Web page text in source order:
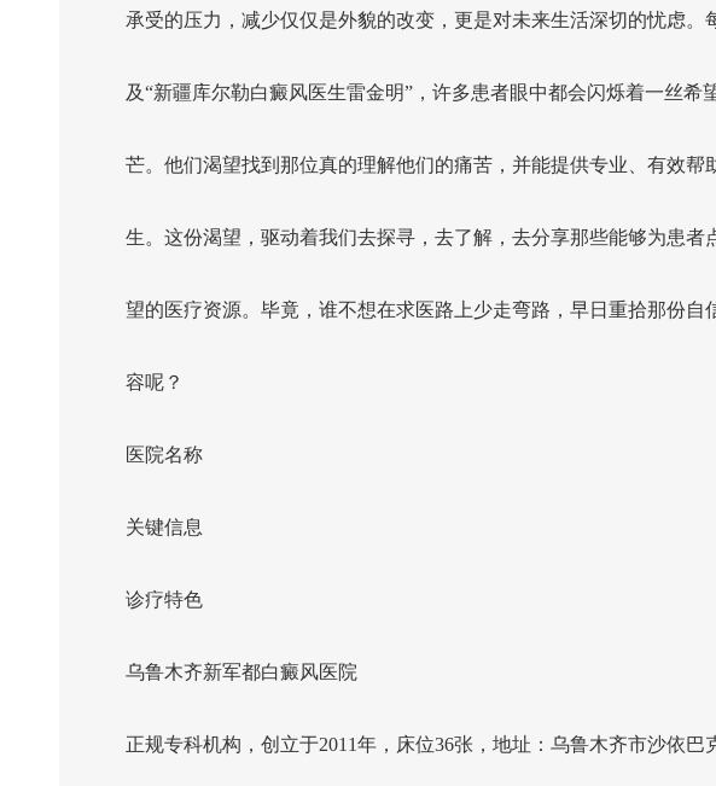
承受的压力，减少仅仅是外貌的改变，更是对未来生活深切的忧虑。
及“新疆库尔勒白癜风医生雷金明”，许多患者眼中都会闪烁着一丝希
芒。他们渴望找到那位真的理解他们的痛苦，并能提供专业、有效帮
生。这份渴望，驱动着我们去探寻，去了解，去分享那些能够为患者
望的医疗资源。毕竟，谁不想在求医路上少走弯路，早日重拾那份自
容呢？
医院名称
关键信息
诊疗特色
乌鲁木齐新军都白癜风医院
正规专科机构，创立于2011年，床位36张，地址：乌鲁木齐市沙依巴